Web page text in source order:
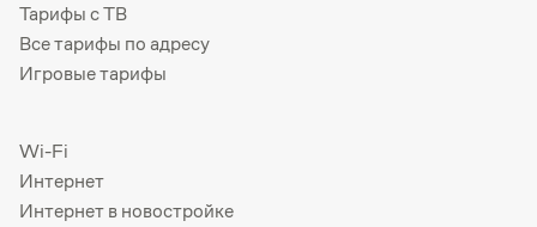
Тарифы с ТВ
Все тарифы по адресу
Игровые тарифы
Wi-Fi
Интернет
Интернет в новостройке